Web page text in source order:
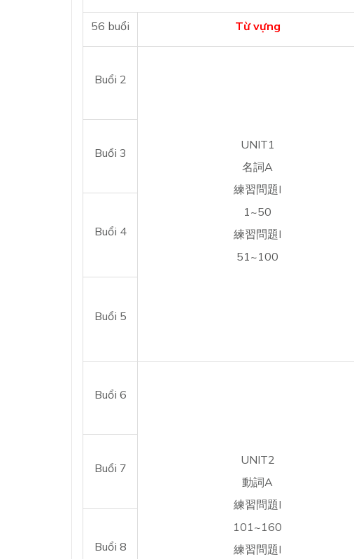
56 buổi Từ vựng
Buổi 2
UNIT1
名詞A
練習問題I
1~50
練習問題I
51~100
Buổi 3
Buổi 4
Buổi 5
Buổi 6
UNIT2
動詞A
練習問題I
101~160
練習問題I
Buổi 7
Buổi 8